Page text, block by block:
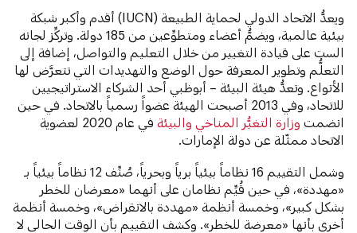
ويعدُّ الاتحاد الدولي لحماية الطبيعة (IUCN) أقدم وأكبر شبكة
بيئية عالمية، ويضمُّ أعضاء ومتطوِّعين من 185 دولة. وتركِّز لجانه
الست على قيادة التغيير من خلال التعليم والتواصل، إضافة إلى
التعلُّم وتطوير المعرفة حول الوضع والتهديدات التي تتعرَّض لها
الأنواع. وتعدُّ هيئة البيئة – أبوظبي أحد الشركاء الاستراتيجيين
للاتحاد، وفي 2013 أصبحت الهيئة عضواً رسمياً بالاتحاد. في حين
انضمتوزارة التغيُّر المناخي والبيئة
في عام 2020 لعضوية
الاتحاد ممثّلة عن دولة الإمارات.
وشمل التقييم 16 نظاماً بيئياً برياً وبحرياً، صُنِّف 12 نظاماً بيئياً بـ
«مهددة»، في حين قُيِّم نظامان على أنهما «معرضان للخطر
بشكل كبير»، وخمسة أنظمة «مهددة بالانقراض»، وخمسة أنظمة
أخرى بأنها «معرضة للخطر». وكشف التقييم بأن الوقت الحالي لا